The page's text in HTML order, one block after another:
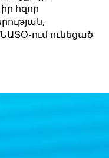
հզոր
ում ունեցած